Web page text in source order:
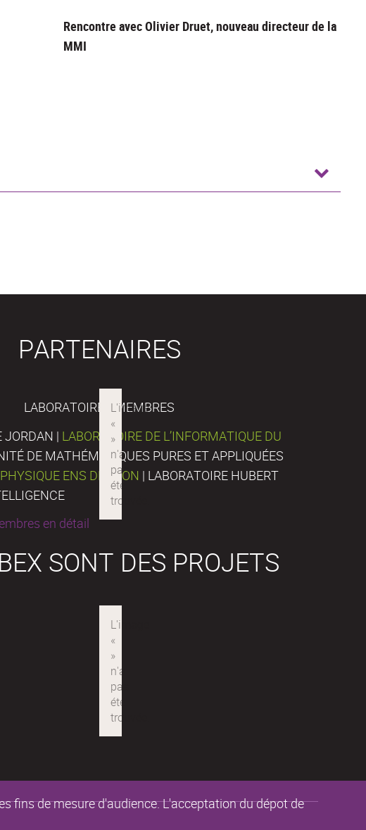
fins de mesure d'audience. L'acceptation du dépot de
Rencontre avec Olivier Druet, nouveau directeur de la
MMI
PARTENAIRES
LABORATOIRES MEMBRES
| LABORATOIRE DE L’INFORMATIQUE DU
DE MATHÉMATIQUES PURES ET APPLIQUÉES
ENS DE LYON | LABORATOIRE HUBERT
en détail
SONT DES PROJETS